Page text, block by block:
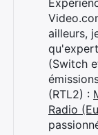
ailleurs,
(Switch
(RTL2) :
Radio